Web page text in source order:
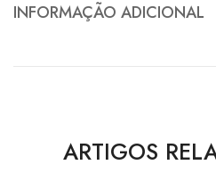
INFORMAÇÃO ADICIONAL
ARTIGOS